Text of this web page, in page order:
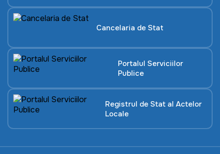
Cancelaria de Stat
Portalul Serviciilor
Publice
Registrul de Stat al Actelor
Locale